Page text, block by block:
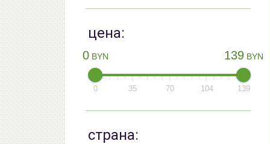
цена:
0 BYN 139 BYN
0 35 70 104 139
страна: